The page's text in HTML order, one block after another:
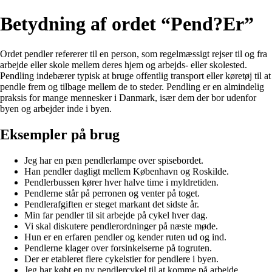
Betydning af ordet “Pend?Er”
Ordet pendler refererer til en person, som regelmæssigt rejser til og fra
arbejde eller skole mellem deres hjem og arbejds- eller skolested.
Pendling indebærer typisk at bruge offentlig transport eller køretøj til at
pendle frem og tilbage mellem de to steder. Pendling er en almindelig
praksis for mange mennesker i Danmark, især dem der bor udenfor
byen og arbejder inde i byen.
Eksempler på brug
Jeg har en pæn pendlerlampe over spisebordet.
Han pendler dagligt mellem København og Roskilde.
Pendlerbussen kører hver halve time i myldretiden.
Pendlerne står på perronen og venter på toget.
Pendlerafgiften er steget markant det sidste år.
Min far pendler til sit arbejde på cykel hver dag.
Vi skal diskutere pendlerordninger på næste møde.
Hun er en erfaren pendler og kender ruten ud og ind.
Pendlerne klager over forsinkelserne på togruten.
Der er etableret flere cykelstier for pendlere i byen.
Jeg har købt en ny pendlercykel til at komme på arbejde.